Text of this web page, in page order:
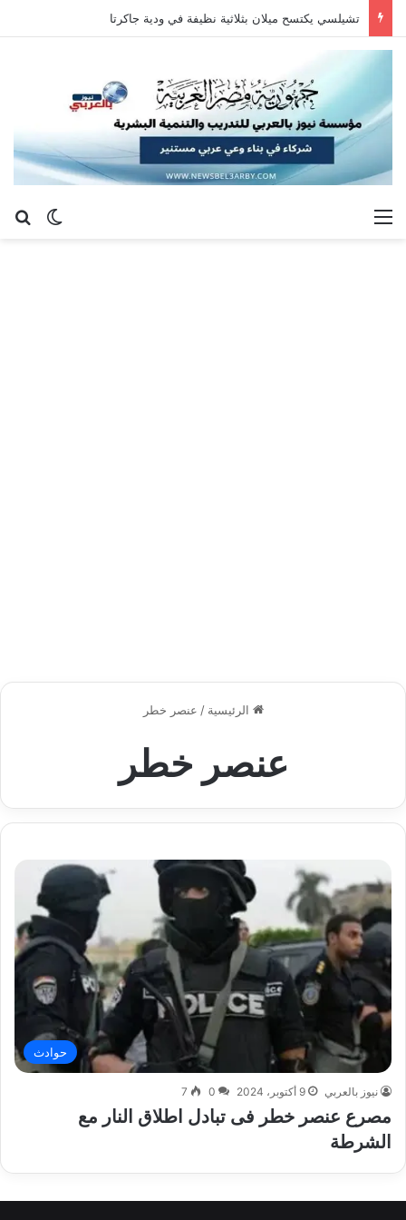
تشيلسي يكتسح ميلان بثلاثية نظيفة في ودية جاكرتا
الوضع القائمة
الرئيسية / عنصر خطر
عنصر خطر
حوادث
نيوز بالعربي 9 أكتوبر، 2024 0
7
مصرع عنصر خطر فى تبادل اطلاق النار مع
الشرطة